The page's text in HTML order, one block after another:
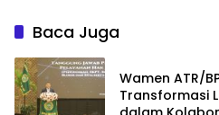
Baca Juga
Wamen ATR/
Transformasi